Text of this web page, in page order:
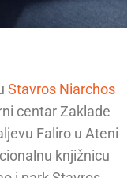
Stavros Niarchos
centar Zaklade
Faliro u Ateni
knjižnicu